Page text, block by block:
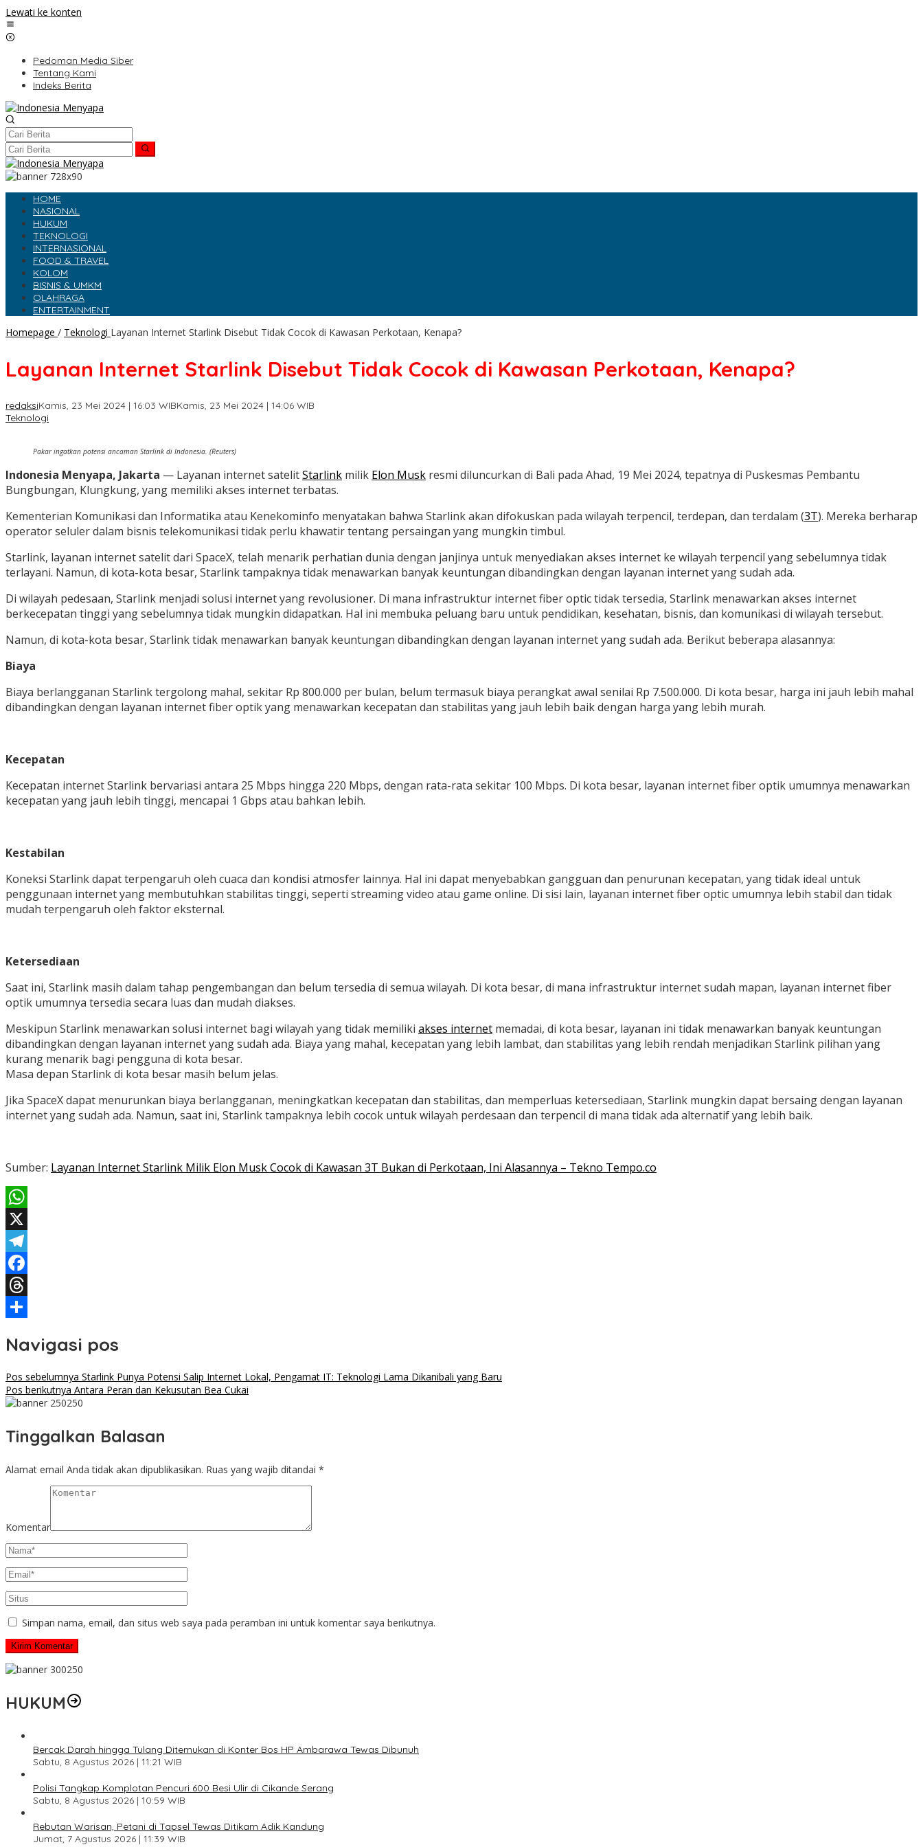
Lewati ke konten
Pedoman Media Siber
Tentang Kami
Indeks Berita
HOME
NASIONAL
HUKUM
TEKNOLOGI
INTERNASIONAL
FOOD & TRAVEL
KOLOM
BISNIS & UMKM
OLAHRAGA
ENTERTAINMENT
Homepage / Teknologi Layanan Internet Starlink Disebut Tidak Cocok di Kawasan Perkotaan, Kenapa?
Layanan Internet Starlink Disebut Tidak Cocok di Kawasan Perkotaan, Kenapa?
redaksiKamis, 23 Mei 2024 | 16:03 WIBKamis, 23 Mei 2024 | 14:06 WIB
Teknologi
Pakar ingatkan potensi ancaman Starlink di Indonesia. (Reuters)
Indonesia Menyapa, Jakarta — Layanan internet satelitStarlink milik Elon Musk resmi diluncurkan di Bali pada Ahad, 19 Mei 2024, tepatnya di Puskesmas Pembantu
Bungbungan, Klungkung, yang memiliki akses internet terbatas.
Kementerian Komunikasi dan Informatika atau Kenekominfo menyatakan bahwa Starlink akan difokuskan pada wilayah terpencil, terdepan, dan terdalam (3T). Mereka berharap
operator seluler dalam bisnis telekomunikasi tidak perlu khawatir tentang persaingan yang mungkin timbul.
Starlink, layanan internet satelit dari SpaceX, telah menarik perhatian dunia dengan janjinya untuk menyediakan akses internet ke wilayah terpencil yang sebelumnya tidak
terlayani. Namun, di kota-kota besar, Starlink tampaknya tidak menawarkan banyak keuntungan dibandingkan dengan layanan internet yang sudah ada.
Di wilayah pedesaan, Starlink menjadi solusi internet yang revolusioner. Di mana infrastruktur internet fiber optic tidak tersedia, Starlink menawarkan akses internet
berkecepatan tinggi yang sebelumnya tidak mungkin didapatkan. Hal ini membuka peluang baru untuk pendidikan, kesehatan, bisnis, dan komunikasi di wilayah tersebut.
Namun, di kota-kota besar, Starlink tidak menawarkan banyak keuntungan dibandingkan dengan layanan internet yang sudah ada. Berikut beberapa alasannya:
Biaya
Biaya berlangganan Starlink tergolong mahal, sekitar Rp 800.000 per bulan, belum termasuk biaya perangkat awal senilai Rp 7.500.000. Di kota besar, harga ini jauh lebih mahal
dibandingkan dengan layanan internet fiber optik yang menawarkan kecepatan dan stabilitas yang jauh lebih baik dengan harga yang lebih murah.
Kecepatan
Kecepatan internet Starlink bervariasi antara 25 Mbps hingga 220 Mbps, dengan rata-rata sekitar 100 Mbps. Di kota besar, layanan internet fiber optik umumnya menawarkan
kecepatan yang jauh lebih tinggi, mencapai 1 Gbps atau bahkan lebih.
Kestabilan
Koneksi Starlink dapat terpengaruh oleh cuaca dan kondisi atmosfer lainnya. Hal ini dapat menyebabkan gangguan dan penurunan kecepatan, yang tidak ideal untuk
penggunaan internet yang membutuhkan stabilitas tinggi, seperti streaming video atau game online. Di sisi lain, layanan internet fiber optic umumnya lebih stabil dan tidak
mudah terpengaruh oleh faktor eksternal.
Ketersediaan
Saat ini, Starlink masih dalam tahap pengembangan dan belum tersedia di semua wilayah. Di kota besar, di mana infrastruktur internet sudah mapan, layanan internet fiber
optik umumnya tersedia secara luas dan mudah diakses.
Meskipun Starlink menawarkan solusi internet bagi wilayah yang tidak memiliki akses internet memadai, di kota besar, layanan ini tidak menawarkan banyak keuntungan
dibandingkan dengan layanan internet yang sudah ada. Biaya yang mahal, kecepatan yang lebih lambat, dan stabilitas yang lebih rendah menjadikan Starlink pilihan yang
kurang menarik bagi pengguna di kota besar.
Masa depan Starlink di kota besar masih belum jelas.
Jika SpaceX dapat menurunkan biaya berlangganan, meningkatkan kecepatan dan stabilitas, dan memperluas ketersediaan, Starlink mungkin dapat bersaing dengan layanan
internet yang sudah ada. Namun, saat ini, Starlink tampaknya lebih cocok untuk wilayah perdesaan dan terpencil di mana tidak ada alternatif yang lebih baik.
Sumber: Layanan Internet Starlink Milik Elon Musk Cocok di Kawasan 3T Bukan di Perkotaan, Ini Alasannya – Tekno Tempo.co
WhatsApp
X
Telegram
Facebook
Threads
Navigasi pos
Pos sebelumnya Starlink Punya Potensi Salip Internet Lokal, Pengamat IT: Teknologi Lama Dikanibali yang Baru
Pos berikutnya Antara Peran dan Kekusutan Bea Cukai
Tinggalkan Balasan
Alamat email Anda tidak akan dipublikasikan. Ruas yang wajib ditandai *
Komentar
Simpan nama, email, dan situs web saya pada peramban ini untuk komentar saya berikutnya.
HUKUM
Bercak Darah hingga Tulang Ditemukan di Konter Bos HP Ambarawa Tewas Dibunuh
Sabtu, 8 Agustus 2026 | 11:21 WIB
Polisi Tangkap Komplotan Pencuri 600 Besi Ulir di Cikande Serang
Sabtu, 8 Agustus 2026 | 10:59 WIB
Rebutan Warisan, Petani di Tapsel Tewas Ditikam Adik Kandung
Jumat, 7 Agustus 2026 | 11:39 WIB